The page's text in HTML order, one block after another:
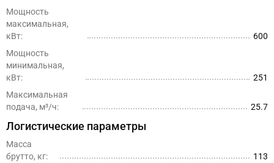
Мощность
максимальная,
кВт:
600
Мощность
минимальная,
кВт:
251
Максимальная
подача, м³/ч:
25.7
Логистические параметры
Масса
брутто, кг:
113